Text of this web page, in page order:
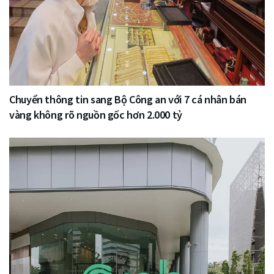
Chuyển thông tin sang Bộ Công an với 7 cá nhân bán
vàng không rõ nguồn gốc hơn 2.000 tỷ